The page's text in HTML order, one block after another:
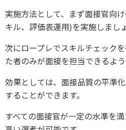
実施方法として、まず面接官向
キル、評価表運用)を実施しましょ
次にロープレでスキルチェック
た者のみが面接を担当できるよう
効果としては、面接品質の平準
することができます。
すべての面接官が一定の水準を